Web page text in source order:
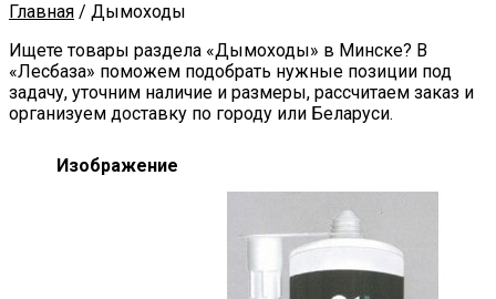
Главная / Дымоходы
Ищете товары раздела «Дымоходы» в Минске? В
«Лесбаза» поможем подобрать нужные позиции под
задачу, уточним наличие и размеры, рассчитаем заказ и
организуем доставку по городу или Беларуси.
Изображение